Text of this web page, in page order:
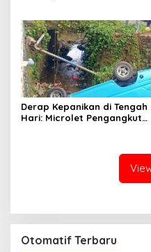
Derap Kepanikan di Tengah
Hari: Microlet Pengangkut
Otomatif Terbaru